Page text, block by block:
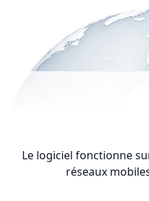
Le logiciel fonctionne
réseaux